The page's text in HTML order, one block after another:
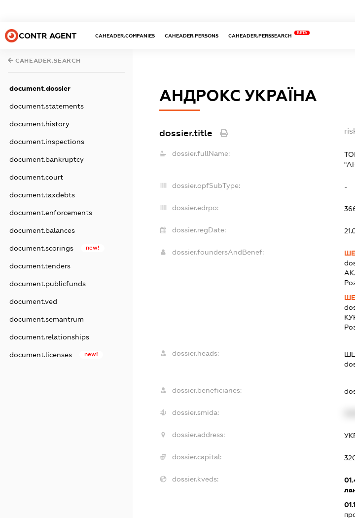
CONTR AGENT CAHEADER.COMPANIES CAHEADER.PERSONS CAHEADER.PERSSEARCH
BETA
CAHEADER.SEARCH
document.dossier
document.statements
document.history
document.inspections
document.bankruptcy
document.court
document.taxdebts
document.enforcements
document.balances
document.scorings new!
document.tenders
document.publicfunds
document.ved
document.semantrum
document.relationships
document.licenses new!
АНДРОКС УКРАЇНА
dossier.title
dossier.fullName:
dossier.opfSubType: -
dossier.edrpo:
dossier.regDate:
dossier.foundersAndBenef:
dossier.heads:
dossier.beneficiaries:
dossier.smida:
dossier.address:
dossier.capital:
dossier.kveds: